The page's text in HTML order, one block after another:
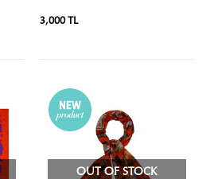
3,000 TL
OUT OF STOCK